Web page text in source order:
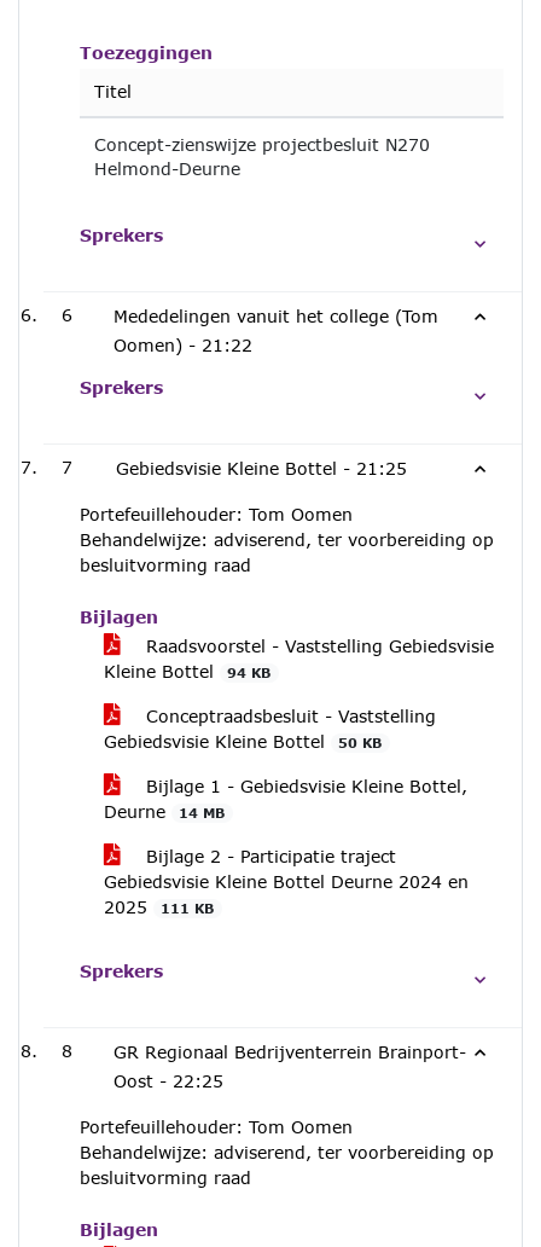
Toezeggingen
Titel
Concept-zienswijze projectbesluit N270
Helmond-Deurne
Sprekers
6
Mededelingen vanuit het college (Tom
Oomen) - 21:22
Sprekers
7 Gebiedsvisie Kleine Bottel - 21:25
Portefeuillehouder: Tom Oomen
Behandelwijze: adviserend, ter voorbereiding op
besluitvorming raad
Bijlagen
Raadsvoorstel - Vaststelling Gebiedsvisie
Kleine Bottel
94 KB
Conceptraadsbesluit - Vaststelling
Gebiedsvisie Kleine Bottel
50 KB
Bijlage 1 - Gebiedsvisie Kleine Bottel,
Deurne
14 MB
Bijlage 2 - Participatie traject
Gebiedsvisie Kleine Bottel Deurne 2024 en
2025
111 KB
Sprekers
8
GR Regionaal Bedrijventerrein Brainport-
Oost - 22:25
Portefeuillehouder: Tom Oomen
Behandelwijze: adviserend, ter voorbereiding op
besluitvorming raad
Bijlagen